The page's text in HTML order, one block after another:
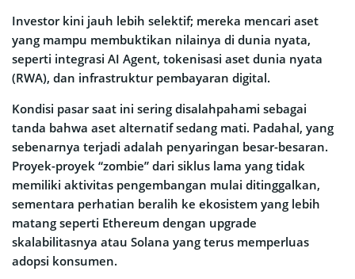
Investor kini jauh lebih selektif; mereka mencari aset
yang mampu membuktikan nilainya di dunia nyata,
seperti integrasi AI Agent, tokenisasi aset dunia nyata
(RWA), dan infrastruktur pembayaran digital.
Kondisi pasar saat ini sering disalahpahami sebagai
tanda bahwa aset alternatif sedang mati. Padahal, yang
sebenarnya terjadi adalah penyaringan besar-besaran.
Proyek-proyek “zombie” dari siklus lama yang tidak
memiliki aktivitas pengembangan mulai ditinggalkan,
sementara perhatian beralih ke ekosistem yang lebih
matang seperti Ethereum dengan upgrade
skalabilitasnya atau Solana yang terus memperluas
adopsi konsumen.